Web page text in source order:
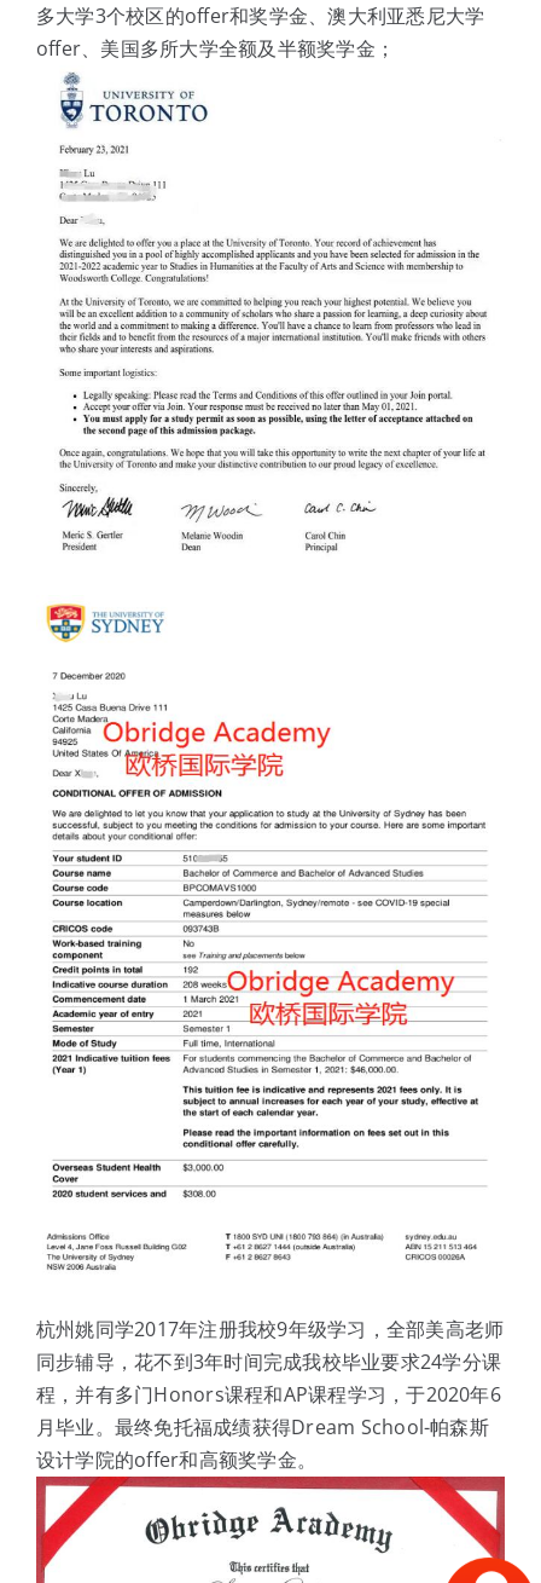
多大学3个校区的offer和奖学金、澳大利亚悉尼大学
offer、美国多所大学全额及半额奖学金；
杭州姚同学2017年注册我校9年级学习，全部美高老师
同步辅导，花不到3年时间完成我校毕业要求24学分课
程，并有多门Honors课程和AP课程学习，于2020年6
月毕业。最终免托福成绩获得Dream School-帕森斯
设计学院的offer和高额奖学金。